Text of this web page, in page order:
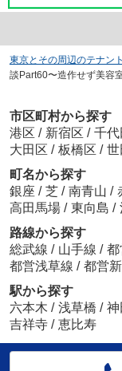
東京とその周辺のテナン
談Part60〜造作せず美容
市区町村から探す
港区 / 新宿区 / 千代
大田区 / 板橋区 / 世
町名から探す
銀座 / 芝 / 南青山 /
高田馬場 / 東向島 /
路線から探す
総武線 / 山手線 / 都
都営浅草線 / 都営
駅から探す
六本木 / 浅草橋 / 神
吉祥寺 / 恵比寿